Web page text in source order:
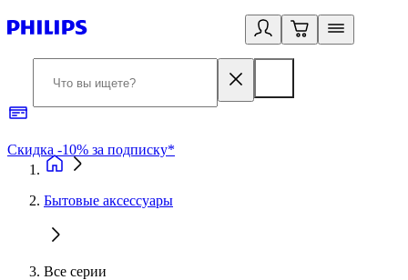
Скидка -10% за подписку*
Бытовые аксессуары
Все серии